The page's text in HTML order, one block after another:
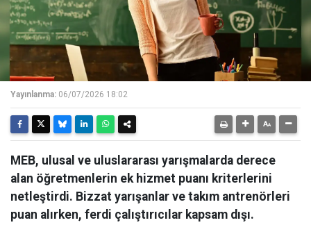
Yayınlanma: 06/07/2026 18:02
MEB, ulusal ve uluslararası yarışmalarda derece
alan öğretmenlerin ek hizmet puanı kriterlerini
netleştirdi. Bizzat yarışanlar ve takım antrenörleri
puan alırken, ferdi çalıştırıcılar kapsam dışı.